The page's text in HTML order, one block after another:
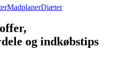
MadplanerDiæter
og indkøbstips